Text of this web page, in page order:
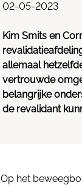
02-05-2023
Kim Smits en
allemaal
vertrouwde
belangrijke
de revalidant
Op het